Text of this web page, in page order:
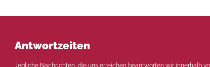
Antwortzeiten
Jegliche Nachrichten, die uns erreichen beantworten wir innerhalb